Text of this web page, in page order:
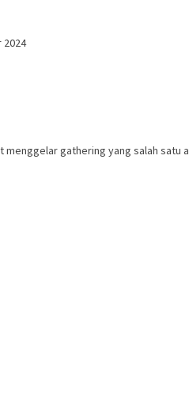
2024
menggelar gathering yang salah satu